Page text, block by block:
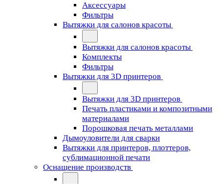
Аксессуары
Фильтры
Вытяжки для салонов красоты
Вытяжки для салонов красоты
Комплекты
Фильтры
Вытяжки для 3D принтеров
Вытяжки для 3D принтеров
Печать пластиками и композитными
материалами
Порошковая печать металлами
Дымоуловители для сварки
Вытяжки для принтеров, плоттеров,
сублимационной печати
Оснащение производств